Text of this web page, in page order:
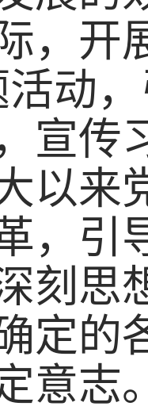
，开
活动
宣传
以来
，引
刻思
定的
意志